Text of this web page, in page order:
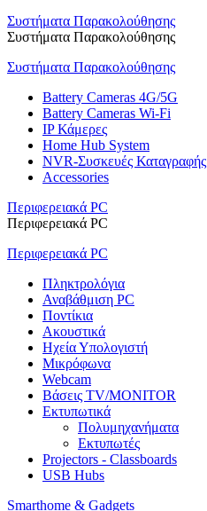
Συστήματα Παρακολούθησης
Συστήματα Παρακολούθησης
Συστήματα Παρακολούθησης
Battery Cameras 4G/5G
Battery Cameras Wi-Fi
IP Κάμερες
Home Hub System
NVR-Συσκευές Καταγραφής
Accessories
Περιφερειακά PC
Περιφερειακά PC
Περιφερειακά PC
Πληκτρολόγια
Αναβάθμιση PC
Ποντίκια
Ακουστικά
Ηχεία Υπολογιστή
Μικρόφωνα
Webcam
Βάσεις TV/MONITOR
Εκτυπωτικά
Πολυμηχανήματα
Εκτυπωτές
Projectors - Classboards
USB Hubs
Smarthome & Gadgets